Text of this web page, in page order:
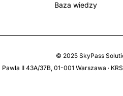
Baza wiedzy
© 2025 SkyPass
II 43A/37B, 01-001 Warszawa ·